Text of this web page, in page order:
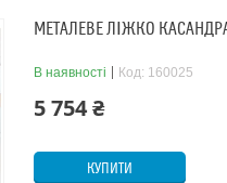
МЕТАЛЕВЕ ЛІЖКО
В наявності Код: 160025
5 754 ₴
КУПИТИ